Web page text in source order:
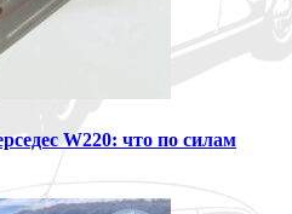
W220: что по силам